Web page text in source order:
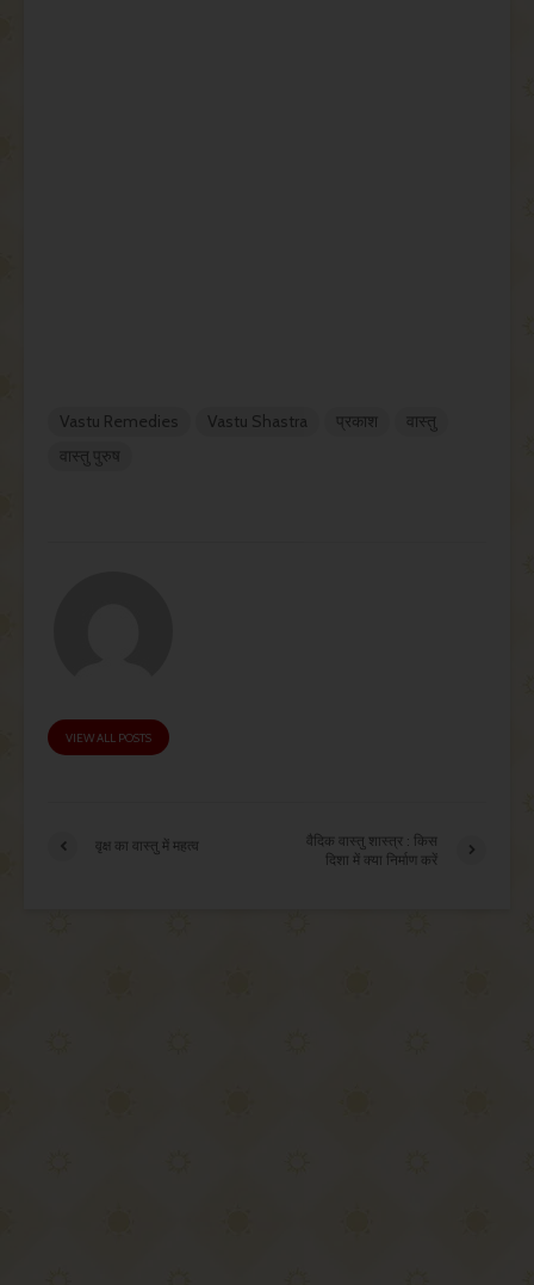
Vastu Remedies Vastu Shastra प्रकाश
वास्तु
वास्तु पुरुष
VIEW ALL POSTS
वृक्ष का वास्तु में महत्व
वैदिक वास्तु शास्त्र : किस
दिशा में क्या निर्माण करें